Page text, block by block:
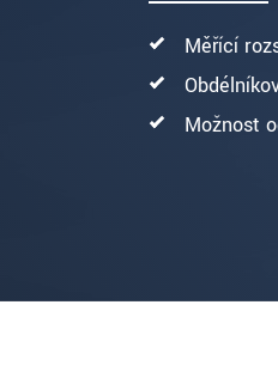
Měřící
Možnost